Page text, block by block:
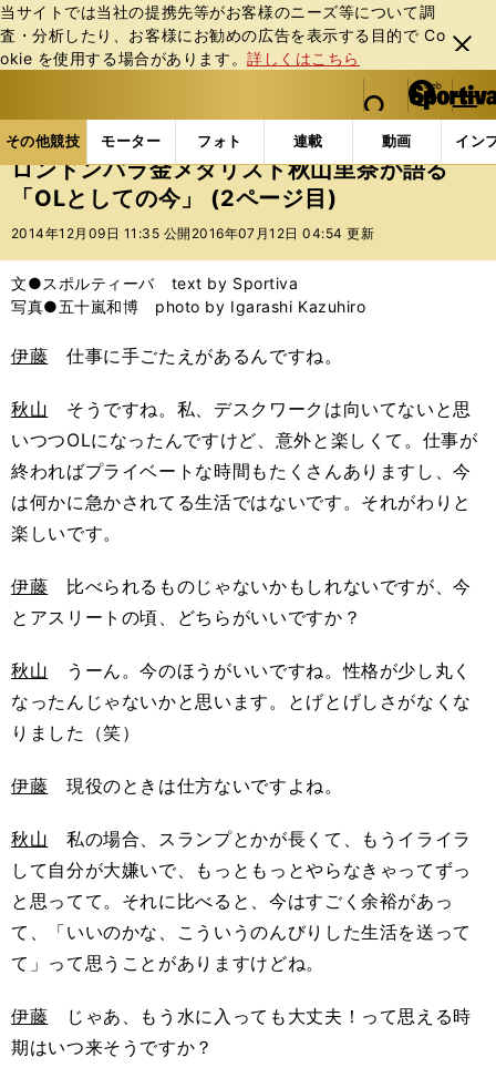
当サイトでは当社の提携先等がお客様のニーズ等について調
査・分析したり、お客様にお勧めの広告を表⽰する⽬的で Co
okie を使⽤する場合があります。詳しくはこちら
閉じ
る
web Sportiva (webスポルティーバ)
検索
マイペ
ー
ジ
メニュ
その他競技 モーター フォト 連載 動画 イン
ス
ポ
ル
バ
その他競技の記事一覧 パラスポーツ ロンドンパラ
ロンドンパラ金メダリスト秋山里奈が語る
「OLとしての今」 (2ページ目)
2014年12月09日 11:35 公開 2016年07月12日 04:54 更新
文●スポルティーバ text by Sportiva
写真●五十嵐和博 photo by Igarashi Kazuhiro
伊藤 仕事に手ごたえがあるんですね。
秋山 そうですね。私、デスクワークは向いてないと思
いつつOLになったんですけど、意外と楽しくて。仕事が
終わればプライベートな時間もたくさんありますし、今
は何かに急かされてる生活ではないです。それがわりと
楽しいです。
伊藤 比べられるものじゃないかもしれないですが、今
とアスリートの頃、どちらがいいですか？
秋山 うーん。今のほうがいいですね。性格が少し丸く
なったんじゃないかと思います。とげとげしさがなくな
りました（笑）
伊藤 現役のときは仕方ないですよね。
秋山 私の場合、スランプとかが長くて、もうイライラ
して自分が大嫌いで、もっともっとやらなきゃってずっ
と思ってて。それに比べると、今はすごく余裕があっ
て、「いいのかな、こういうのんびりした生活を送って
て」って思うことがありますけどね。
伊藤 じゃあ、もう水に入っても大丈夫！って思える時
期はいつ来そうですか？